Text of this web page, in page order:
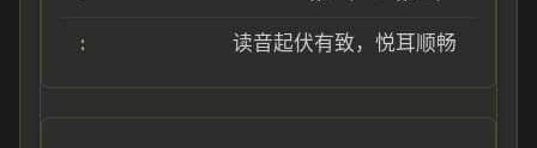
读音起伏有致，悦耳顺畅